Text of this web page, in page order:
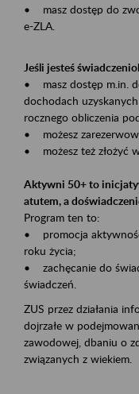
• masz dostęp do
e-ZLA.
Jeśli jesteś
• masz dostęp m.in.
dochodach
rocznego obliczenia
• możesz
• możesz też złożyć
Aktywni 50+ to
atutem, a
Program ten to:
• promocja
roku życia;
• zachęcanie do
świadczeń.
ZUS przez działania
dojrzałe w
zawodowej, dbaniu o
związanych z wiekiem.